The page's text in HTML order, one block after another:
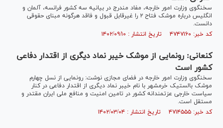
سخنگوی وزارت امور خارجه، مفاد مندرج در بیانیه سه کشور فرانسه، آلمان و
انگلیس درباره موشک فتاح ۲ را غیرقابل قبول و فاقد هرگونه مبنای حقوقی
دانست.
کد خبر: ۴۷۴۷۱۶۰ تاریخ انتشار : ۱۴۰۲/۰۹/۱۰
کنعانی: رونمایی از موشک خیبر نماد دیگری از اقتدار دفاعی
کشور است
سخنگوی وزارت امور خارجه در فضای مجازی نوشت: رونمایی از نسل چهارم
موشک بالستیک خرمشهر با نام خیبر نماد دیگری از اقتدار دفاعی در کنار
سیاست خارجی عزتمندانه کشور در تامین امنیت و منافع ملی ایران مقتدر و
مستقل است.
کد خبر: ۴۷۱۴۵۵۵ تاریخ انتشار : ۱۴۰۲/۰۳/۰۴